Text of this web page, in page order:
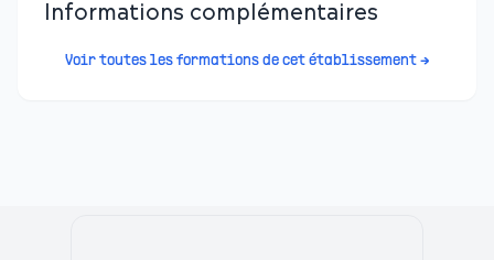
Informations complémentaires
Voir toutes les formations de cet établissement →